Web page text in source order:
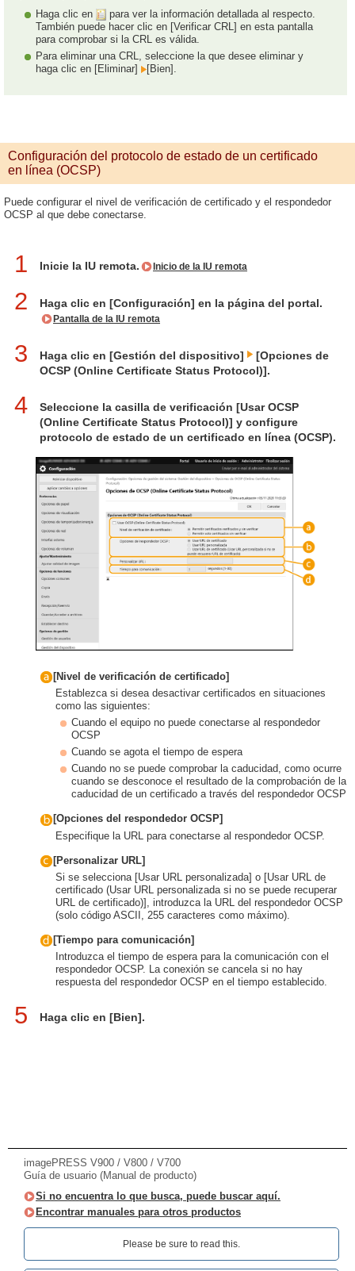
Haga clic en
para ver la información detallada al respecto.
También puede hacer clic en [Verificar CRL] en esta pantalla
para comprobar si la CRL es válida.
Para eliminar una CRL, seleccione la que desee eliminar y
haga clic en [Eliminar]
[Bien].
Configuración del protocolo de estado de un certificado
en línea (OCSP)
Puede configurar el nivel de verificación de certificado y el respondedor
OCSP al que debe conectarse.
1 Inicie la IU remota. Inicio de la IU remota
2 Haga clic en [Configuración] en la página del portal.
Pantalla de la IU remota
3 Haga clic en [Gestión del dispositivo]
[Opciones de
OCSP (Online Certificate Status Protocol)].
4
Seleccione la casilla de verificación [Usar OCSP
(Online Certificate Status Protocol)] y configure
protocolo de estado de un certificado en línea (OCSP).
[Nivel de verificación de certificado]
Establezca si desea desactivar certificados en situaciones
como las siguientes:
Cuando el equipo no puede conectarse al respondedor
OCSP
Cuando se agota el tiempo de espera
Cuando no se puede comprobar la caducidad, como ocurre
cuando se desconoce el resultado de la comprobación de la
caducidad de un certificado a través del respondedor OCSP
[Opciones del respondedor OCSP]
Especifique la URL para conectarse al respondedor OCSP.
[Personalizar URL]
Si se selecciona [Usar URL personalizada] o [Usar URL de
certificado (Usar URL personalizada si no se puede recuperar
URL de certificado)], introduzca la URL del respondedor OCSP
(solo código ASCII, 255 caracteres como máximo).
[Tiempo para comunicación]
Introduzca el tiempo de espera para la comunicación con el
respondedor OCSP. La conexión se cancela si no hay
respuesta del respondedor OCSP en el tiempo establecido.
5 Haga clic en [Bien].
imagePRESS V900 / V800 / V700
Guía de usuario (Manual de producto)
Si no encuentra lo que busca, puede buscar aquí.
Encontrar manuales para otros productos
Please be sure to read this.‎